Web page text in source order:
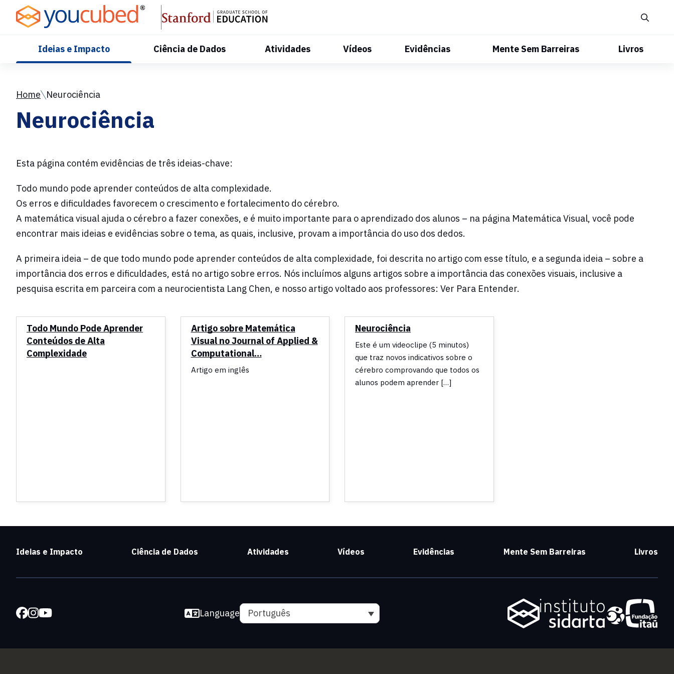
Content
Ideias e Impacto Ciência de Dados Atividades Vídeos Evidências Mente Sem Barreiras Livros
Home Neurociência
Neurociência
Esta página contém evidências de três ideias-chave:
Todo mundo pode aprender conteúdos de alta complexidade.
Os erros e dificuldades favorecem o crescimento e fortalecimento do cérebro.
A matemática visual ajuda o cérebro a fazer conexões, e é muito importante para o aprendizado dos alunos – na página Matemática Visual, você pode
encontrar mais ideias e evidências sobre o tema, as quais, inclusive, provam a importância do uso dos dedos.
A primeira ideia – de que todo mundo pode aprender conteúdos de alta complexidade, foi descrita no artigo com esse título, e a segunda ideia – sobre a
importância dos erros e dificuldades, está no artigo sobre erros. Nós incluímos alguns artigos sobre a importância das conexões visuais, inclusive a
pesquisa escrita em parceira com a neurocientista Lang Chen, e nosso artigo voltado aos professores: Ver Para Entender.
Todo Mundo Pode Aprender
Conteúdos de Alta
Complexidade
Artigo sobre Matemática
Visual no Journal of Applied &
Computational…
Artigo em inglês
Neurociência
Este é um videoclipe (5 minutos)
que traz novos indicativos sobre o
cérebro comprovando que todos os
alunos podem aprender […]
Ideias e Impacto Ciência de Dados Atividades Vídeos Evidências Mente Sem Barreiras Livros
Language Português